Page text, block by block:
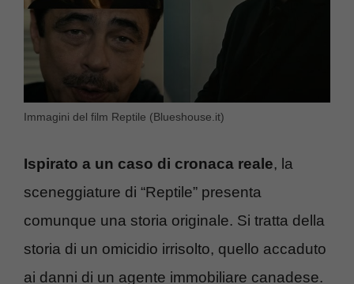
Immagini del film Reptile (Blueshouse.it)
Ispirato a un caso di cronaca reale, la
sceneggiature di “Reptile” presenta
comunque una storia originale. Si tratta della
storia di un omicidio irrisolto, quello accaduto
ai danni di un agente immobiliare canadese.